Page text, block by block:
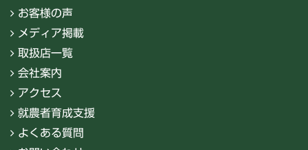
お客様の声
メディア掲載
取扱店一覧
会社案内
アクセス
就農者育成支援
よくある質問